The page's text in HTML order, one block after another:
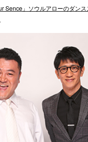
Sence」ソウルアローのダンス